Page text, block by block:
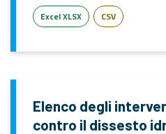
Excel XLSX CSV
Elenco degli
contro il dissesto